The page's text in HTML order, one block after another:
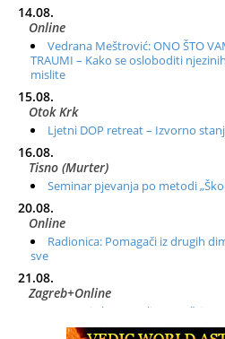
14.08.
Online
Vedrana Meštrović: ONO ŠTO
TRAUMI – Kako se osloboditi
mislite
15.08.
Otok Krk
Ljetni DOP retreat – Izvorno
16.08.
Tisno (Murter)
Seminar pjevanja po metodi
20.08.
Online
Radionica: Pomagači iz drugih
sve
21.08.
Zagreb+Online
Osnovni ThetaHealing® tečaj,